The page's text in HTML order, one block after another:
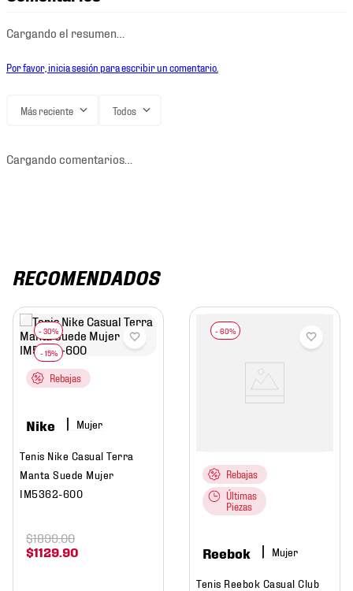
Cargando el resumen…
Por favor, inicia sesión para escribir un comentario.
Más reciente Todos
Cargando comentarios…
RECOMENDADOS
Rebajas
Nike Mujer
Tenis Nike Casual Terra
Manta Suede Mujer
IM5362-600
$1129.90
$1899.00
Rebajas
Últimas
Piezas
Reebok Mujer
Tenis Reebok Casual Club